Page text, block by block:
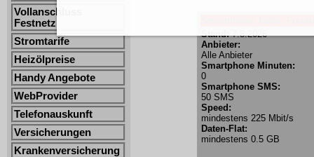
Vollanschluss
Festnetz
Stromtarife
Heizölpreise
Handy Angebote
WebProvider
Telefonauskunft
Versicherungen
Krankenversicherung
Stand:7.8.2026
Anbieter:
Alle Anbieter
Smartphone Minuten:
0
Smartphone SMS:
50 SMS
Speed:
mindestens 225 Mbit/s
Daten-Flat:
mindestens 0.5 GB